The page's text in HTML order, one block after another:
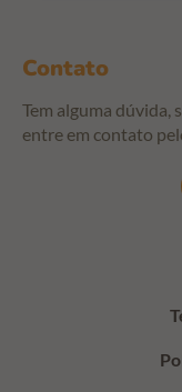
Contato
Tem alguma dúvida,
entre em contato